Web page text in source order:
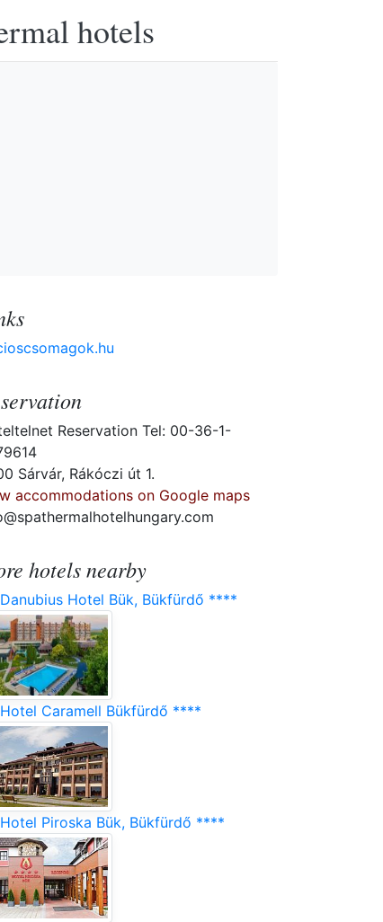
hotels
Reservation Tel: 00-36-1-
Sárvár, Rákóczi út 1.
accommodations on Google maps
hotels nearby
Hotel Bük, Bükfürdő ****
Caramell Bükfürdő ****
Piroska Bük, Bükfürdő ****